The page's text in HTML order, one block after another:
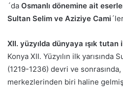
´da Osmanlı dönemine ait
Sultan Selim ve Aziziye Cami
XII. yüzyılda dünyaya ışık
Konya XII. Yüzyılın ilk yarısında
(1219-1236) devri ve
merkezlerinden biri haline